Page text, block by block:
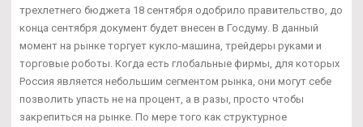
трехлетнего бюджета 18 сентября одобрило правительство, до
конца сентября документ будет внесен в Госдуму. В данный
момент на рынке торгует кукло-машина, трейдеры руками и
торговые роботы. Когда есть глобальные фирмы, для которых
Россия является небольшим сегментом рынка, они могут себе
позволить упасть не на процент, а в разы, просто чтобы
закрепиться на рынке. По мере того как структурное